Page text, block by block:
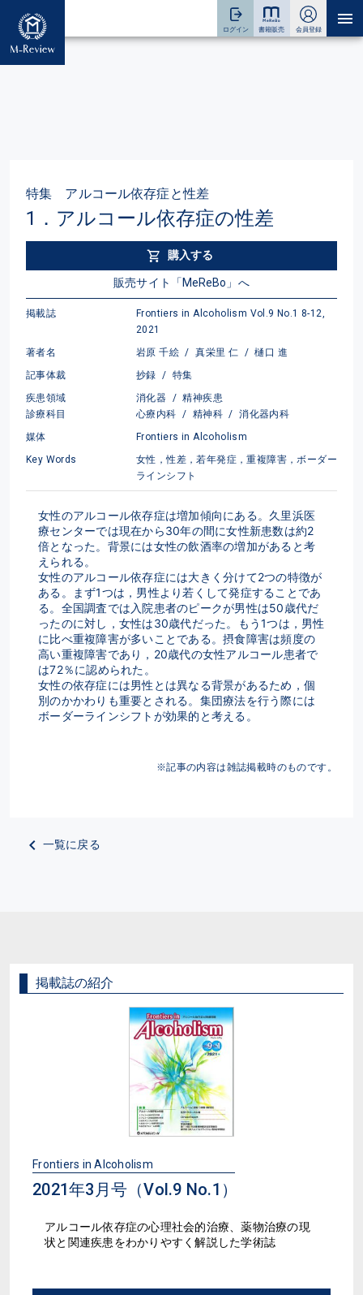
特集 アルコール依存症と性差
1．アルコール依存症の性差
購入する
販売サイト「MeReBo」へ
掲載誌
Frontiers in Alcoholism Vol.9 No.1 8-12,
2021
著者名
岩原 千絵 / 真栄里 仁 / 樋口 進
記事体裁
抄録 / 特集
疾患領域
消化器 / 精神疾患
診療科目
心療内科 / 精神科 / 消化器内科
媒体
Frontiers in Alcoholism
Key Words
女性，性差，若年発症，重複障害，ボーダー
ラインシフト
女性のアルコール依存症は増加傾向にある。久里浜医
療センターでは現在から30年の間に女性新患数は約2
倍となった。背景には女性の飲酒率の増加があると考
えられる。
女性のアルコール依存症には大きく分けて2つの特徴が
ある。まず1つは，男性より若くして発症することであ
る。全国調査では入院患者のピークが男性は50歳代だ
ったのに対し，女性は30歳代だった。もう1つは，男性
に比べ重複障害が多いことである。摂食障害は頻度の
高い重複障害であり，20歳代の女性アルコール患者で
は72％に認められた。
女性の依存症には男性とは異なる背景があるため，個
別のかかわりも重要とされる。集団療法を行う際には
ボーダーラインシフトが効果的と考える。
※記事の内容は雑誌掲載時のものです。
一覧に戻る
掲載誌の紹介
Frontiers in Alcoholism
2021年3月号（Vol.9 No.1）
アルコール依存症の心理社会的治療、薬物治療の現
状と関連疾患をわかりやすく解説した学術誌